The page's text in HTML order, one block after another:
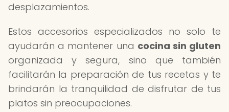
desplazamientos.
Estos accesorios especializados no solo te
ayudarán a mantener una cocina sin gluten
organizada y segura, sino que también
facilitarán la preparación de tus recetas y te
brindarán la tranquilidad de disfrutar de tus
platos sin preocupaciones.